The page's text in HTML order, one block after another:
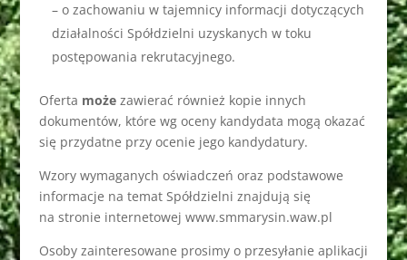
– o zachowaniu w tajemnicy informacji dotyczących
działalności Spółdzielni uzyskanych w toku
postępowania rekrutacyjnego.
Oferta możezawierać również kopie innych
dokumentów, które wg oceny kandydata mogą okazać
się przydatne przy ocenie jego kandydatury.
Wzory wymaganych oświadczeń oraz podstawowe
informacje na temat Spółdzielni znajdują się
na stronie internetowej www.smmarysin.waw.pl
Osoby zainteresowane prosimy o przesyłanie aplikacji